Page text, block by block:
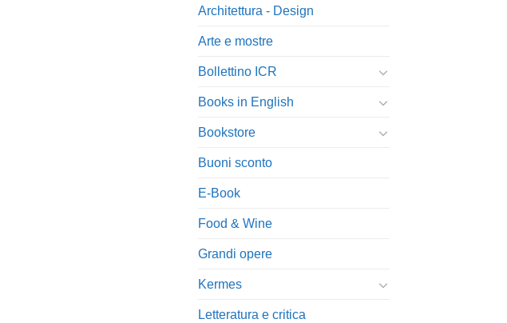
Architettura - Design
Arte e mostre
Bollettino ICR
Books in English
Bookstore
Buoni sconto
E-Book
Food & Wine
Grandi opere
Kermes
Letteratura e critica